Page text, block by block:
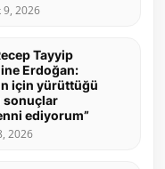
9, 2026
Tayyip
Erdoğan:
için yürüttüğü
sonuçlar
ediyorum”
2026